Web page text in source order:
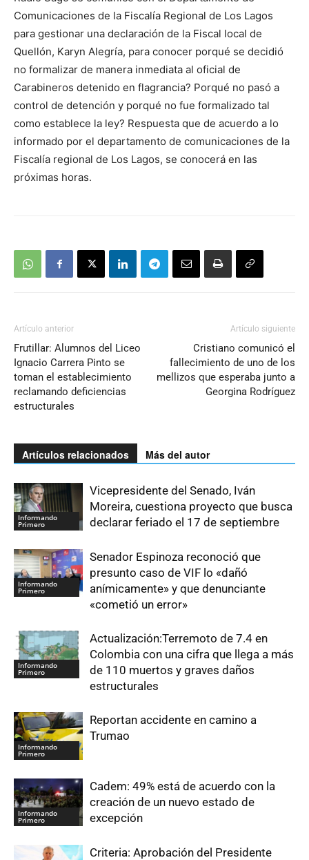
Comunicaciones de la Fiscalía Regional de Los Lagos
para gestionar una declaración de la Fiscal local de
Quellón, Karyn Alegría, para conocer porqué se decidió
no formalizar de manera inmediata al oficial de
Carabineros detenido en flagrancia? Porqué no pasó a
control de detención y porqué no fue formalizado tal
como establece la ley? Respuesta que de acuerdo a lo
informado por el departamento de comunicaciones de la
Fiscalía regional de Los Lagos, se conocerá en las
próximas horas.
Artículo anterior
Frutillar: Alumnos del Liceo
Ignacio Carrera Pinto se
toman el establecimiento
reclamando deficiencias
estructurales
Artículo siguiente
Cristiano comunicó el
fallecimiento de uno de los
mellizos que esperaba junto a
Georgina Rodríguez
Artículos relacionados Más del autor
Informando
Primero
Vicepresidente del Senado, Iván
Moreira, cuestiona proyecto que busca
declarar feriado el 17 de septiembre
Informando
Primero
Senador Espinoza reconoció que
presunto caso de VIF lo «dañó
anímicamente» y que denunciante
«cometió un error»
Informando
Primero
Actualización:Terremoto de 7.4 en
Colombia con una cifra que llega a más
de 110 muertos y graves daños
estructurales
Informando
Primero
Reportan accidente en camino a
Trumao
Informando
Primero
Cadem: 49% está de acuerdo con la
creación de un nuevo estado de
excepción
Criteria: Aprobación del Presidente